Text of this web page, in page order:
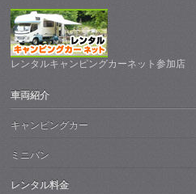
レンタルキャンピングカーネット参加店
車両紹介
キャンピングカー
ミニバン
レンタル料金